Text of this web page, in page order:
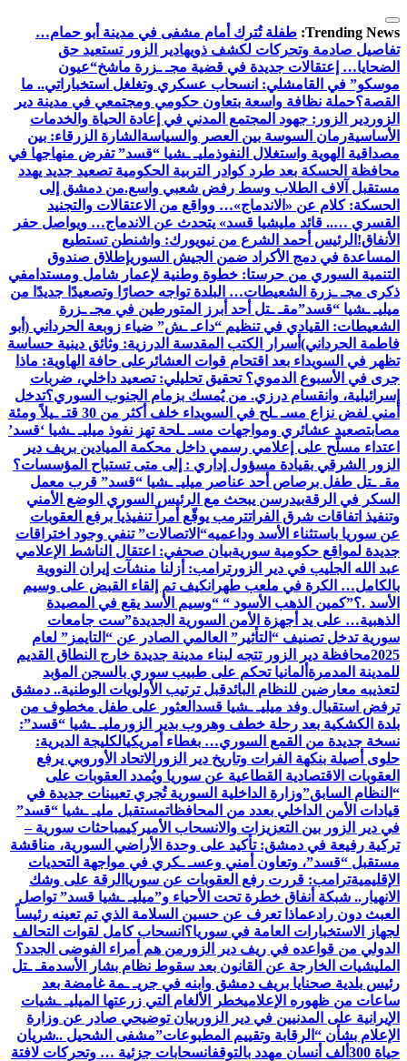
التجاوز
إلى
المحتوى
Trending News: طفلة تُترك أمام مشفى في مدينة أبو حمام…
تفاصيل صادمة وتحركات لكشف ذويهادير الزور تستعيد حق
الضحايا… إعتقالات جديدة في قضية مجـ ـزرة ماشخ“عيون
موسكو” في القامشلي: انسحاب عسكري وتغلغل استخباراتي.. ما
القصة؟حملة نظافة واسعة بتعاون حكومي ومجتمعي في مدينة دير
الزور دير الزور: جهود المجتمع المدني في إعادة الحياة والخدمات
الأساسيةرمان السوسة بين العصر والسياسة الشارة الزرقاء: بين
مصداقية الهوية واستغلال النفوذمليـ ـشيا “قسد” تفرض منهاجها في
محافظة الحسكة بعد طرد كوادر التربية الحكومية تصعيد جديد يهدد
مستقبل آلاف الطلاب وسط رفض شعبي واسع.من دمشق إلى
الحسكة: كلام عن «الاندماج»… وواقع من الاعتقالات والتجنيد
القسري ….. قائد مليشيا قسد» يتحدث عن الاندماج… ويواصل حفر
الأنفاق! الرئيس أحمد الشرع من نيويورك: واشنطن تستطيع
المساعدة في دمج الأكراد ضمن الجيش السوريإطلاق صندوق
التنمية السوري من حرستا: خطوة وطنية لإعمار شامل ومستدامفي
ذكرى مجـ ـزرة الشعيطات… البلدة تواجه حصارًا وتصعيدًا جديدًا من
ميليـ ـشيا “قسد”مقـ ـتل أحد أبرز المتورطين في مجـ ـزرة
الشعيطات: القيادي في تنظيم “داعـ ـش” ضياء زوبعة الحرداني (أبو
فاطمة الحرداني) أسرار الكتب المقدسة الدرزية: وثائق دينية حساسة
تظهر في السويداء بعد اقتحام قوات العشائر على حافة الهاوية: ماذا
جرى في الأسبوع الدموي؟ تحقيق تحليلي: تصعيد داخلي، ضربات
إسرائيلية، وانقسام درزي. من يُمسك بزمام الجنوب السوري؟تدخل
أمني لفض نزاع مسـ ـلح في السويداء خلف أكثر من 30 قتـ ـيلاً ومئة
مصابتصعيد عشائري ومواجهات مسـ ـلحة تهز نفوذ ميليـ ـشيا ‘قسد’
اعتداء مسلّح على إعلامي رسمي داخل محكمة الميادين بريف دير
الزور الشرقي بقيادة مسؤول إداري : إلى متى تستباح المؤسسات؟
مقـ ـتل طفل برصاص أحد عناصر ميليـ ـشيا “قسد” قرب معمل
السكر في الرقةبيدرسن يبحث مع الرئيس السوري الوضع الأمني
وتنفيذ اتفاقات شرق الفراتترمب يوقّع أمراً تنفيذياً برفع العقوبات
عن سوريا باستثناء الأسد وداعميه“الاتصالات” تنفي وجود اختراقات
جديدة لمواقع حكومية سوريةبيان صحفي: اعتقال الناشط الإعلامي
عبد الله الجليب في دير الزورترامب: أزلنا منشآت إيران النووية
بالكامل… الكرة في ملعب طهرانكيف تم إلقاء القبض على وسيم
الأسد .؟”كمين الذهب الأسود “‏ “وسيم الأسد يقع في المصيدة
الذهبية… على يد أجهزة الأمن السورية الجديدة”‏ست جامعات
سورية تدخل تصنيف “التأثير” العالمي الصادر عن “التايمز” لعام
2025محافظة دير الزور تتجه لبناء مدينة جديدة خارج النطاق القديم
للمدينة المدمرة ألمانيا تحكم على طبيب سوري بالسجن المؤبد
لتعذيبه معارضين للنظام البائدقبل ترتيب الأولويات الوطنية.. دمشق
ترفض استقبال وفد ميليـ ـشيا قسد العثور على طفل مخطوف من
بلدة الكشكية بعد رحلة خطف وهروب بدير الزور مليـ ـشيا “قسد”:
نسخة جديدة من القمع السوري… بغطاء أمريكيالكليجة الديرية:
حلوى أصيلة بنكهة الفرات وتاريخ دير الزور الاتحاد الأوروبي يرفع
العقوبات الاقتصادية القطاعية عن سوريا ويُمدد العقوبات على
“النظام السابق”وزارة الداخلية السورية تُجري تعيينات جديدة في
قيادات الأمن الداخلي بعدد من المحافظاتمستقبل مليـ ـشيا “قسد”
في دير الزور بين التعزيزات والانسحاب الأميركيمباحثات سورية –
تركية رفيعة في دمشق: تأكيد على وحدة الأراضي السورية، مناقشة
مستقبل “قسد”، وتعاون أمني وعسـ ـكري في مواجهة التحديات
الإقليميةترامب: قررت رفع العقوبات عن سوريا الرقة على وشك
الانهيار.. شبكة أنفاق خطرة تحت الأحياء و”ميليـ ـشيا قسد” تواصل
العبث دون رادعماذا تعرف عن حسين السلامة الذي تم تعينه رئيساً
لجهاز الاستخبارات العامة في سوريا؟ انسحاب كامل لقوات التحالف
الدولي من قواعده في ريف دير الزور من هم أمراء الفوضى الجدد؟
المليشيات الخارجة عن القانون بعد سقوط نظام بشار الأسدمقـ ـتل
رئيس بلدية صحنايا بريف دمشق وابنه في جريـ ـمة غامضة بعد
ساعات من ظهوره الإعلاميخطر الألغام التي زرعتها الميليـ ـشيات
الإيرانية على المدنيين في دير الزور بيان توضيحي صادر عن وزارة
الإعلام بشأن “الرقابة وتقييم المطبوعات”مشفى الشحيل ..شريان
حياة 300ألف أنسان مهدد بالتوقف
انسحابات جزئية … وتحركات لافتة